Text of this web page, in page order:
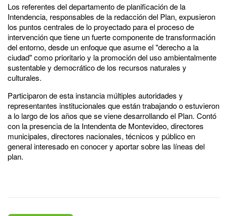
Los referentes del departamento de planificación de la
Intendencia, responsables de la redacción del Plan, expusieron
los puntos centrales de lo proyectado para el proceso de
intervención que tiene un fuerte componente de transformación
del entorno, desde un enfoque que asume el "derecho a la
ciudad" como prioritario y la promoción del uso ambientalmente
sustentable y democrático de los recursos naturales y
culturales.
Participaron de esta instancia múltiples autoridades y
representantes institucionales que están trabajando o estuvieron
a lo largo de los años que se viene desarrollando el Plan. Contó
con la presencia de la Intendenta de Montevideo, directores
municipales, directores nacionales, técnicos y público en
general interesado en conocer y aportar sobre las líneas del
plan.